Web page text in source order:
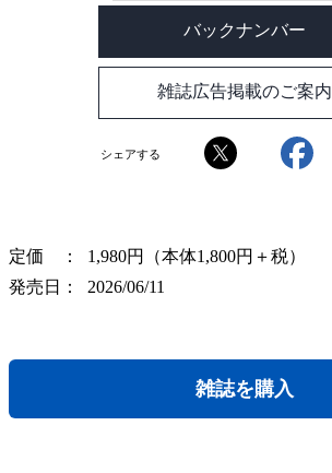
バックナンバー
雑誌広告掲載のご案内
シェアする
定価
1,980円（本体1,800円＋税）
発売日
2026/06/11
雑誌を購入